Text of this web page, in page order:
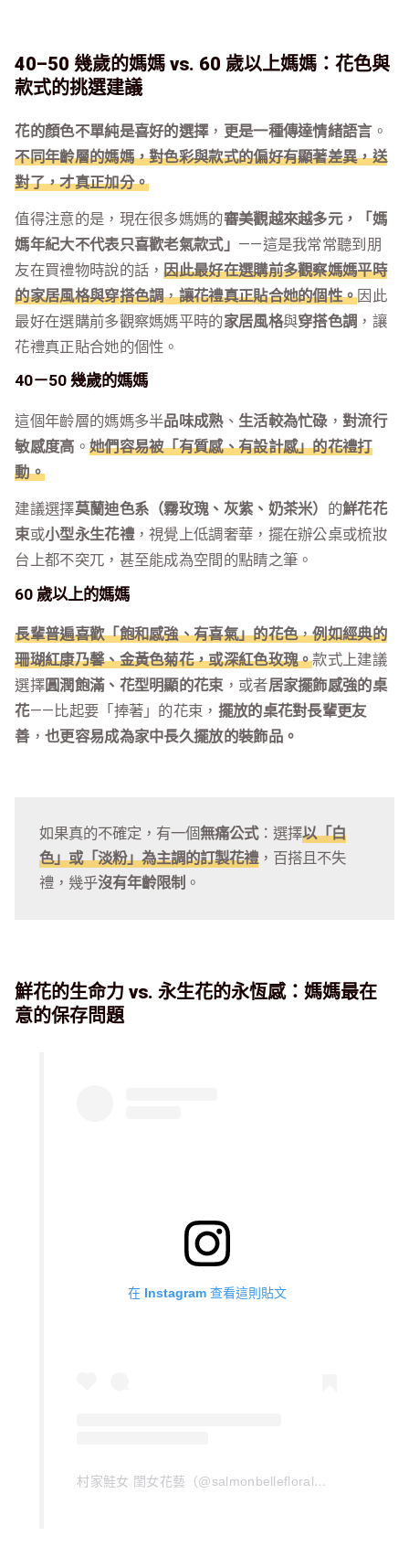
40–50 幾歲的媽媽 vs. 60 歲以上媽媽：花色與
款式的挑選建議
花的顏色不單純是喜好的選擇， 更是一種傳達情緒語言。
不同年齡層的媽媽，對色彩與款式的偏好有顯著差異，送
對了，才真正加分。
值得注意的是，現在很多媽媽的審美觀越來越多元，「媽
媽年紀大不代表只喜歡老氣款式」 ——這是我常常聽到朋
友在買禮物時說的話，因此最好在選購前多觀察媽媽平時
的家居風格與穿搭色調，讓花禮真正貼合她的個性。因此
最好在選購前多觀察媽媽平時的家居風格與穿搭色調 ，讓
花禮真正貼合她的個性。
40－50 幾歲的媽媽
這個年齡層的媽媽多半品味成熟、 生活較為忙碌，對流行
敏感度高 。 她們容易被「有質感、有設計感」的花禮打
動。
建議選擇莫蘭迪色系（霧玫瑰、灰紫、奶茶米） 的鮮花花
束或小型永生花禮，視覺上低調奢華，擺在辦公桌或梳妝
台上都不突兀，甚至能成為空間的點睛之筆。
60 歲以上的媽媽
長輩普遍喜歡「飽和感強、有喜氣」的花色，例如經典的
珊瑚紅康乃馨、金黃色菊花，或深紅色玫瑰。款式上建議
選擇圓潤飽滿、花型明顯的花束，或者居家擺飾感強的桌
花——比起要「捧著」的花束， 擺放的桌花對長輩更友
善，也更容易成為家中長久擺放的裝飾品。
如果真的不確定，有一個無痛公式：選擇以「白
色」或「淡粉」為主調的訂製花禮，百搭且不失
禮，幾乎沒有年齡限制 。
鮮花的生命力 vs. 永生花的永恆感：媽媽最在
意的保存問題
在 Instagram 查看這則貼文
村家鮭女 閨女花藝（@salmonbellefloral）分享的貼文